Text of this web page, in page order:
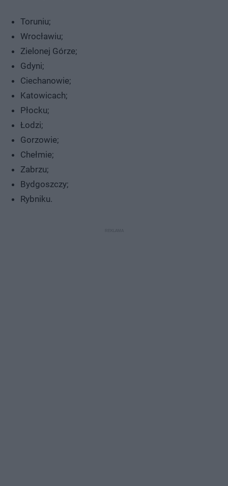
Toruniu;
Wrocławiu;
Zielonej Górze;
Gdyni;
Ciechanowie;
Katowicach;
Płocku;
Łodzi;
Gorzowie;
Chełmie;
Zabrzu;
Bydgoszczy;
Rybniku.